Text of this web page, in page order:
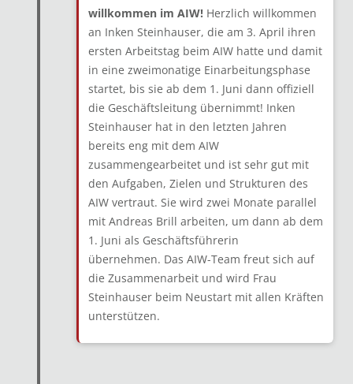
willkommen im AIW! Herzlich willkommen
an Inken Steinhauser, die am 3. April ihren
ersten Arbeitstag beim AIW hatte und damit
in eine zweimonatige Einarbeitungsphase
startet, bis sie ab dem 1. Juni dann offiziell
die Geschäftsleitung übernimmt! Inken
Steinhauser hat in den letzten Jahren
bereits eng mit dem AIW
zusammengearbeitet und ist sehr gut mit
den Aufgaben, Zielen und Strukturen des
AIW vertraut. Sie wird zwei Monate parallel
mit Andreas Brill arbeiten, um dann ab dem
1. Juni als Geschäftsführerin
übernehmen. Das AIW-Team freut sich auf
die Zusammenarbeit und wird Frau
Steinhauser beim Neustart mit allen Kräften
unterstützen.